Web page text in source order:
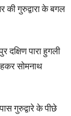
गुरुद्वारा के बगल
दक्षिण पारा हुगली
सोमनाथ
गुरुद्वारे के पीछे